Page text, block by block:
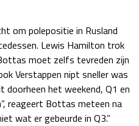
za 22:00 - 23:00
zo 21:00 - 23:00
za 05:00 - 06:00
zo 05:00 - 07:00
04 - 06 dec
za 15:00 - 16:00
om polepositie in Rusland
Lewis Hamilton trok
moet zelfs tevreden zijn
Verstappen nipt sneller was
doorheen het weekend, Q1 en
reageert Bottas meteen na
wat er gebeurde in Q3.”